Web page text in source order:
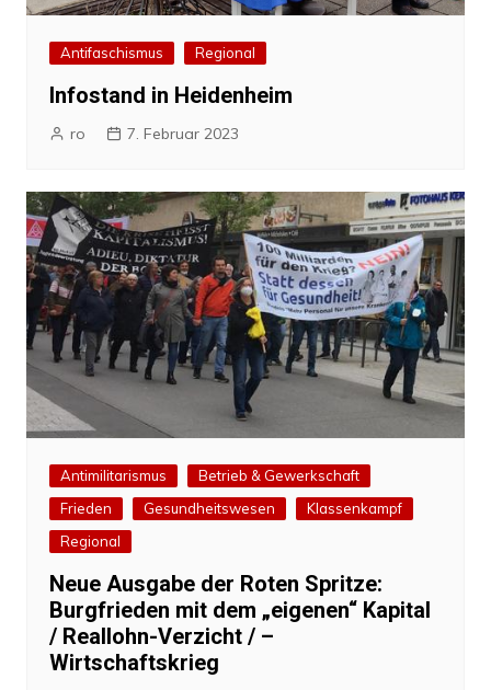
Antifaschismus Regional
Infostand in Heidenheim
ro 7. Februar 2023
Antimilitarismus
Betrieb & Gewerkschaft
Frieden
Gesundheitswesen
Klassenkampf
Regional
Neue Ausgabe der Roten Spritze:
Burgfrieden mit dem „eigenen“ Kapital
/ Reallohn-Verzicht / –
Wirtschaftskrieg